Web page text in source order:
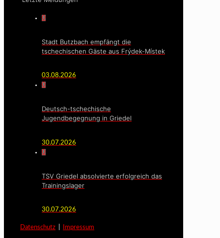
0
Stadt Butzbach empfängt die
tschechischen Gäste aus Frýdek-Místek
03.08.2026
0
Deutsch-tschechische
Jugendbegegnung in Griedel
30.07.2026
0
TSV Griedel absolvierte erfolgreich das
Trainingslager
30.07.2026
Datenschutz Impressum